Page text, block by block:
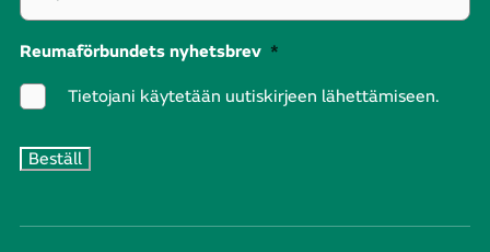
Reumaförbundets nyhetsbrev *
Tietojani käytetään uutiskirjeen lähettämiseen.